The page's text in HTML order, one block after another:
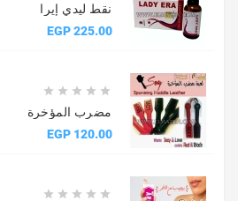
نقط ليدي إيرا
225.00 EGP





مضرب المؤخرة
120.00 EGP




